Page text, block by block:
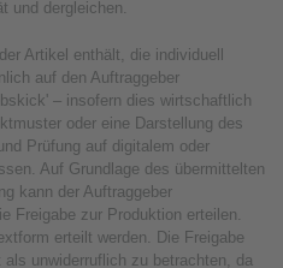
und dergleichen.
Artikel enthält, die individuell
auf den Auftraggeber
– insofern dies wirtschaftlich
oder eine Darstellung des
Prüfung auf digitalem oder
Auf Grundlage des übermittelten
kann der Auftraggeber
Freigabe zur Produktion erteilen.
erteilt werden. Die Freigabe
unwiderruflich zu betrachten, da